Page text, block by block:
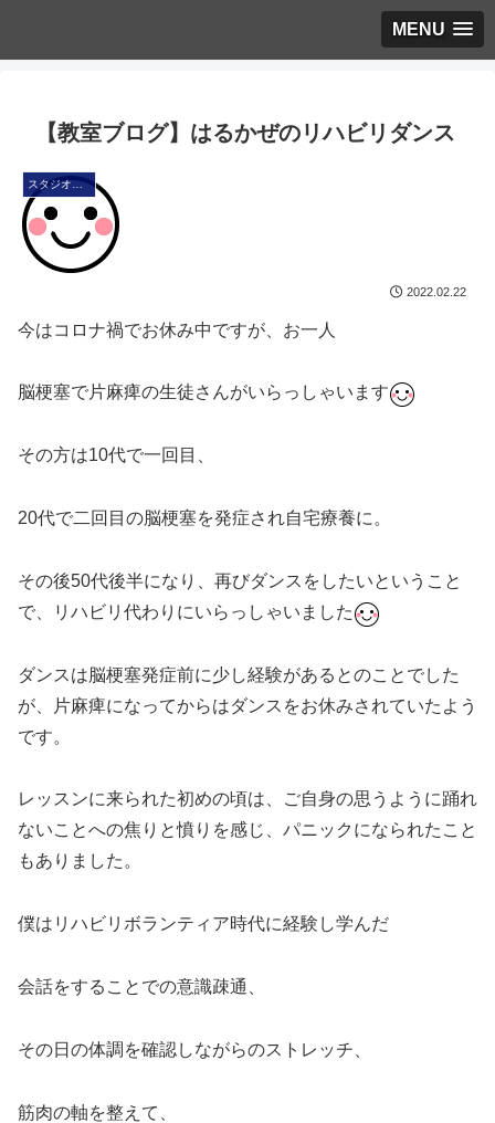
MENU
【教室ブログ】はるかぜのリハビリダンス
スタジオ・ブログ
2022.02.22
今はコロナ禍でお休み中ですが、お一人
脳梗塞で片麻痺の生徒さんがいらっしゃいます
その方は10代で一回目、
20代で二回目の脳梗塞を発症され自宅療養に。
その後50代後半になり、再びダンスをしたいということ
で、リハビリ代わりにいらっしゃいました
ダンスは脳梗塞発症前に少し経験があるとのことでした
が、片麻痺になってからはダンスをお休みされていたよう
です。
レッスンに来られた初めの頃は、ご自身の思うように踊れ
ないことへの焦りと憤りを感じ、パニックになられたこと
もありました。
僕はリハビリボランティア時代に経験し学んだ
会話をすることでの意識疎通、
その日の体調を確認しながらのストレッチ、
筋肉の軸を整えて、